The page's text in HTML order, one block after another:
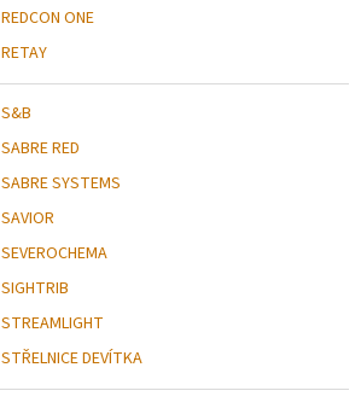
REDCON ONE
RETAY
S&B
SABRE RED
SABRE SYSTEMS
SAVIOR
SEVEROCHEMA
SIGHTRIB
STREAMLIGHT
STŘELNICE DEVÍTKA